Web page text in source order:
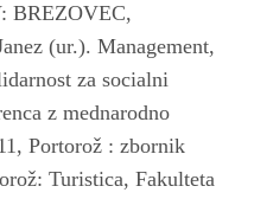
BREZOVEC,
(ur.). Management,
za socialni
z mednarodno
Portorož : zbornik
Turistica, Fakulteta